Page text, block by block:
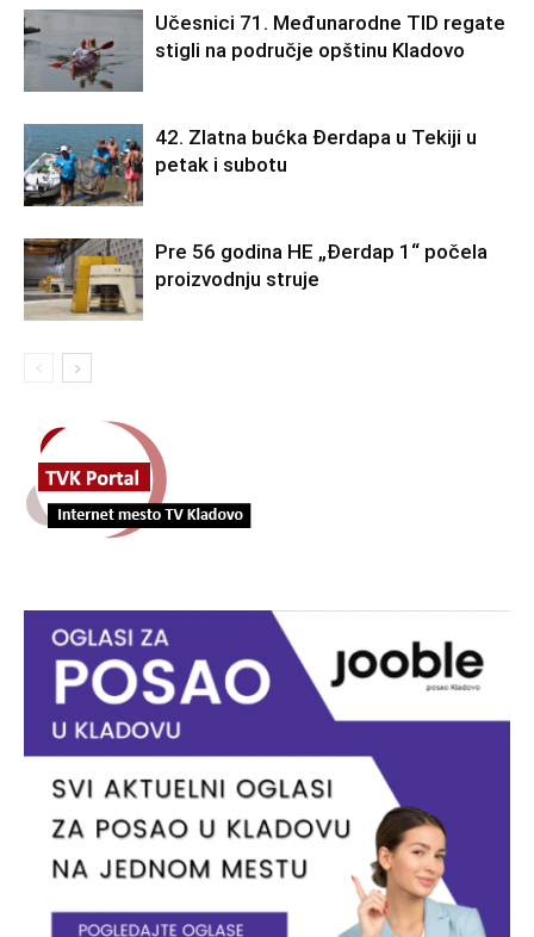
Učesnici 71. Međunarodne TID regate
stigli na područje opštinu Kladovo
42. Zlatna bućka Đerdapa u Tekiji u
petak i subotu
Pre 56 godina HE „Đerdap 1“ počela
proizvodnju struje